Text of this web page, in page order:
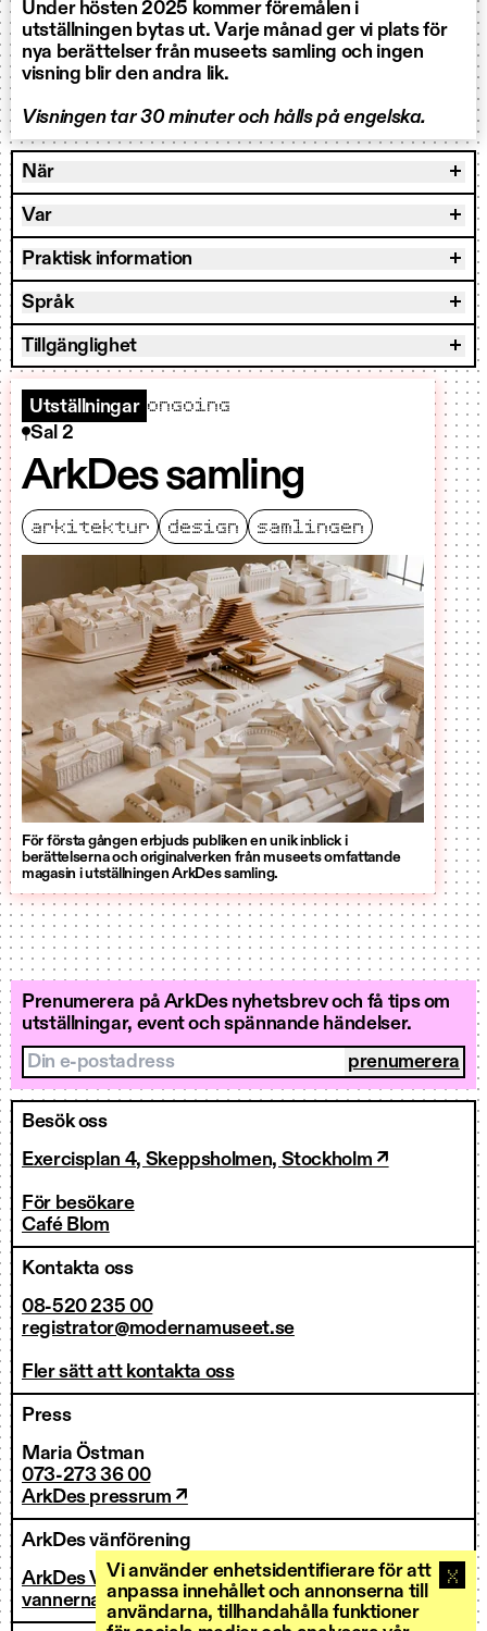
Vi använder enhetsidentifierare för att
anpassa innehållet och annonserna till
användarna, tillhandahålla funktioner
Under hösten 2025 kommer föremålen i
utställningen bytas ut. Varje månad ger vi plats för
nya berättelser från museets samling och ingen
visning blir den andra lik.
Visningen tar 30 minuter och hålls på engelska.
När
Var
Praktisk information
Språk
Tillgänglighet
Utställningar ongoing
Sal 2
ArkDes samling
arkitektur design samlingen
För första gången erbjuds publiken en unik inblick i
berättelserna och originalverken från museets omfattande
magasin i utställningen ArkDes samling.
Prenumerera på ArkDes nyhetsbrev och få tips om
utställningar, event och spännande händelser.
Din e-postadress
Besök oss
Exercisplan 4, Skeppsholmen, Stockholm ↗
För besökare
Café Blom
Kontakta oss
08-520 235 00
registrator@modernamuseet.se
Fler sätt att kontakta oss
Press
Maria Östman
073-273 36 00
ArkDes pressrum ↗
ArkDes vänförening
ArkDes Vänner
vannerna@arkdes.se